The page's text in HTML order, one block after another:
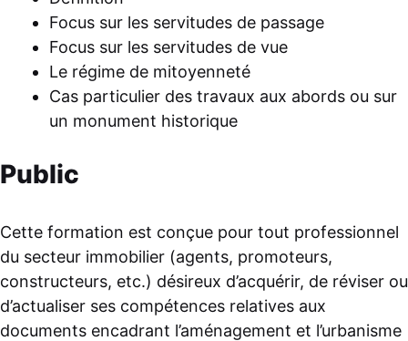
Focus sur les servitudes de passage
Focus sur les servitudes de vue
Le régime de mitoyenneté
Cas particulier des travaux aux abords ou sur
un monument historique
Public
Cette formation est conçue pour tout professionnel
du secteur immobilier (agents, promoteurs,
constructeurs, etc.) désireux d’acquérir, de réviser ou
d’actualiser ses compétences relatives aux
documents encadrant l’aménagement et l’urbanisme